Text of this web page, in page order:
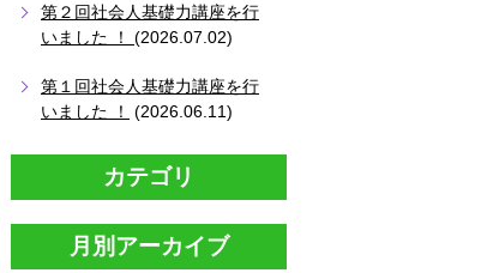
第２回社会人基礎力講座を行
いました ！ (2026.07.02)
第１回社会人基礎力講座を行
いました ！
(2026.06.11)
カテゴリ
月別アーカイブ